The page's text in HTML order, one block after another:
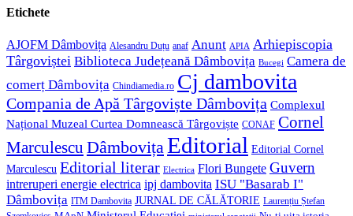
Etichete
AJOFM Dâmbovița Alesandru Duțu anaf Anunt APIA Arhiepiscopia
Târgoviștei Biblioteca Județeană Dâmbovița Bucegi Camera de
comerț Dâmbovița Chindiamedia.ro Cj dambovita
Compania de Apă Târgoviște Dâmbovița Complexul
Național Muzeal Curtea Domnească Târgoviște CONAF Cornel
Marculescu DâmbovițaEditorial Editorial Cornel
Marculescu Editorial literar Electrica Flori Bungete Guvern
intreruperi energie electrica ipj dambovita ISU "Basarab I"
Dâmbovița
ITM Dambovita JURNAL DE CĂLĂTORIE Laurențiu Ștefan